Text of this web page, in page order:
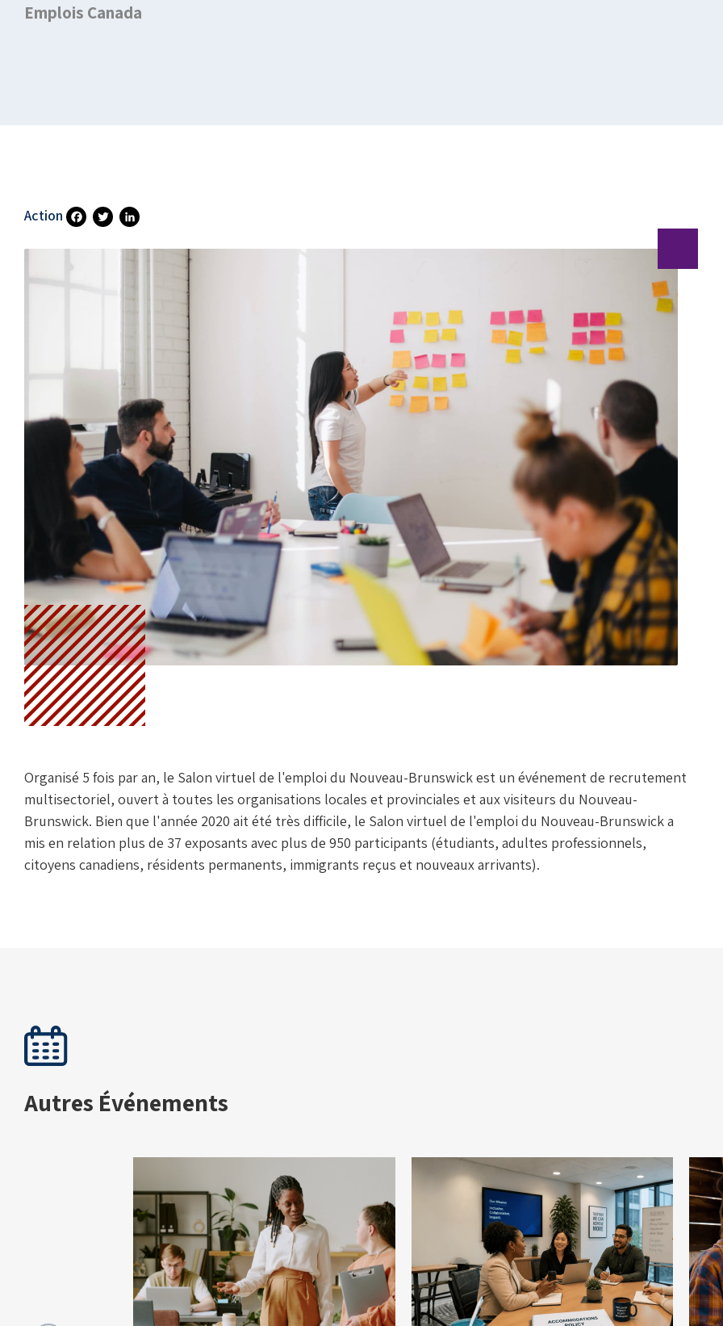
Emplois Canada
Action
Fa
K
T Li
Ke
Organisé 5 fois par an, le Salon virtuel de l'emploi du Nouveau-Brunswick est un événement de recrutement
multisectoriel, ouvert à toutes les organisations locales et provinciales et aux visiteurs du Nouveau-
Brunswick. Bien que l'année 2020 ait été très difficile, le Salon virtuel de l'emploi du Nouveau-Brunswick a
mis en relation plus de 37 exposants avec plus de 950 participants (étudiants, adultes professionnels,
citoyens canadiens, résidents permanents, immigrants reçus et nouveaux arrivants).
Autres Événements